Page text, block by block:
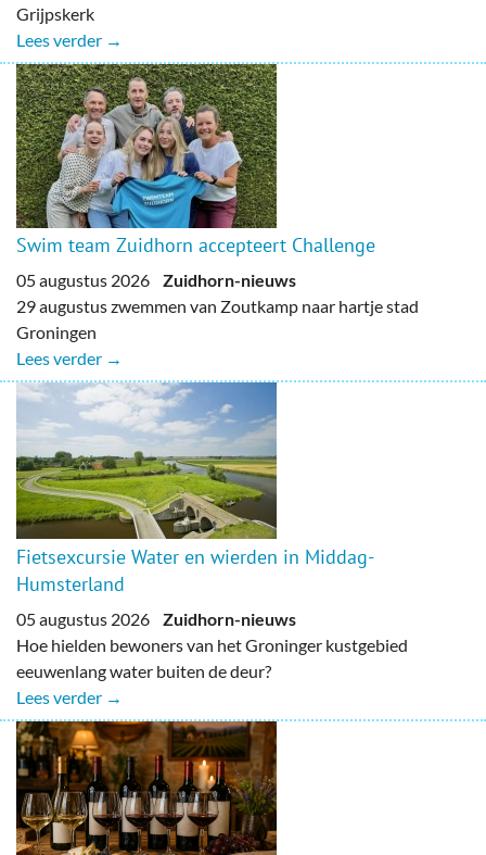
Grijpskerk
Lees verder →
Swim team Zuidhorn accepteert Challenge
05 augustus 2026 Zuidhorn-nieuws
29 augustus zwemmen van Zoutkamp naar hartje stad
Groningen
Lees verder →
Fietsexcursie Water en wierden in Middag-
Humsterland
05 augustus 2026 Zuidhorn-nieuws
Hoe hielden bewoners van het Groninger kustgebied
eeuwenlang water buiten de deur?
Lees verder →